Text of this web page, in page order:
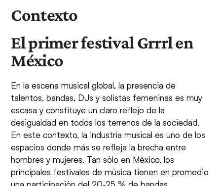
Contexto
El primer festival Grrrl en
México
En la escena musical global, la presencia de
talentos, bandas, DJs y solistas femeninas es muy
escasa y constituye un claro reflejo de la
desigualdad en todos los terrenos de la sociedad.
En este contexto, la industria musical es uno de los
espacios donde más se refleja la brecha entre
hombres y mujeres. Tan sólo en México, los
principales festivales de música tienen en promedio